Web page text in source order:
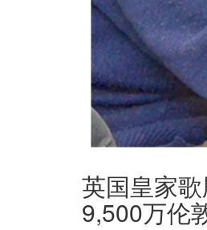
英国皇家
9,500万伦